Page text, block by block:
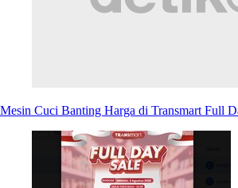
Mesin Cuci Banting Harga di Transmart Full